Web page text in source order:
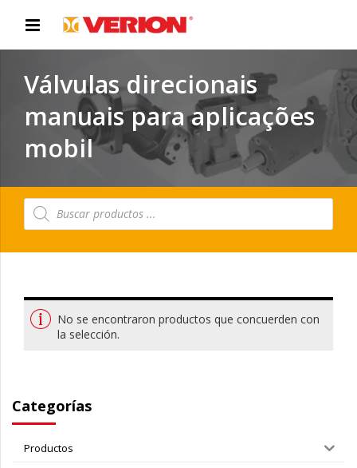
Válvulas direcionais
manuais para aplicações
mobil
Búsqueda
de
No se encontraron productos que concuerden con
la selección.
Categorías
Productos